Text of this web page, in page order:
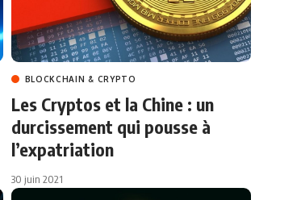
BLOCKCHAIN & CRYPTO
Les Cryptos et la Chine : un
durcissement qui pousse à
l’expatriation
30 juin 2021